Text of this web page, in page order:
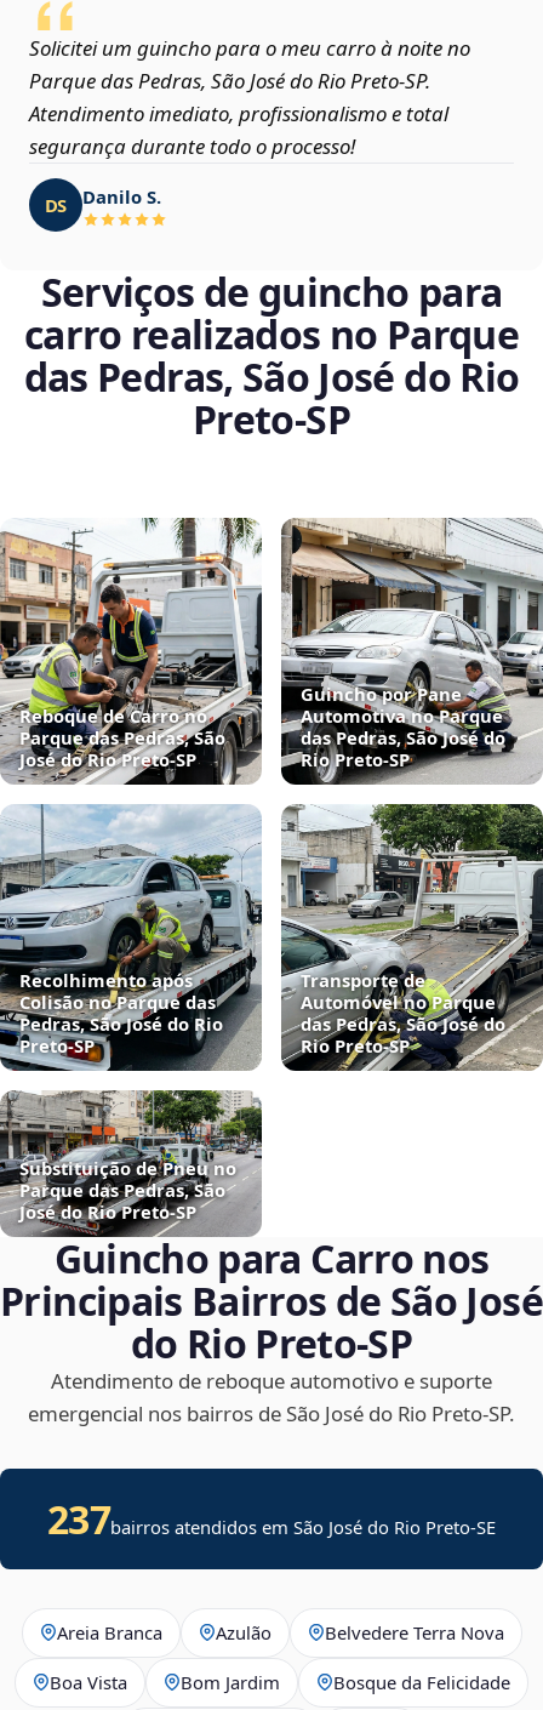
Solicitei um guincho para o meu carro à noite no
Parque das Pedras, São José do Rio Preto‑SP.
Atendimento imediato, profissionalismo e total
segurança durante todo o processo!
DS Danilo S.
Serviços de guincho para
carro realizados no Parque
das Pedras, São José do Rio
Preto‑SP
Reboque de Carro no
Parque das Pedras, São
José do Rio Preto‑SP
Guincho por Pane
Automotiva no Parque
das Pedras, São José do
Rio Preto‑SP
Recolhimento após
Colisão no Parque das
Pedras, São José do Rio
Preto‑SP
Transporte de
Automóvel no Parque
das Pedras, São José do
Rio Preto‑SP
Substituição de Pneu no
Parque das Pedras, São
José do Rio Preto‑SP
Guincho para Carro nos
Principais Bairros de São José
do Rio Preto‑SP
Atendimento de reboque automotivo e suporte
emergencial nos bairros de São José do Rio Preto‑SP.
237bairros atendidos emSão José do Rio Preto-SE
Areia Branca Azulão Belvedere Terra Nova
Boa Vista Bom Jardim Bosque da Felicidade